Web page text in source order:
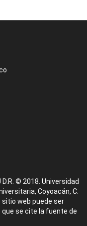
© 2018. Universidad
Coyoacán, C.
sitio web puede ser
se cite la fuente de